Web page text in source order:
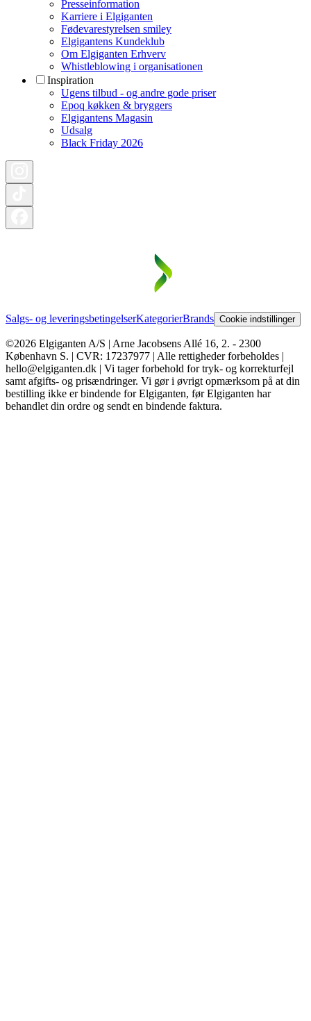
Presseinformation
Karriere i Elgiganten
Fødevarestyrelsen smiley
Elgigantens Kundeklub
Om Elgiganten Erhverv
Whistleblowing i organisationen
Inspiration
Ugens tilbud - og andre gode priser
Epoq køkken & bryggers
Elgigantens Magasin
Udsalg
Black Friday 2026
Salgs- og leveringsbetingelserKategorierBrands Cookie indstillinger
©2026 Elgiganten A/S | Arne Jacobsens Allé 16, 2. - 2300
København S. | CVR: 17237977 | Alle rettigheder forbeholdes |
hello@elgiganten.dk | Vi tager forbehold for tryk- og korrekturfejl
samt afgifts- og prisændringer. Vi gør i øvrigt opmærksom på at din
bestilling ikke er bindende for Elgiganten, før Elgiganten har
behandlet din ordre og sendt en bindende faktura.